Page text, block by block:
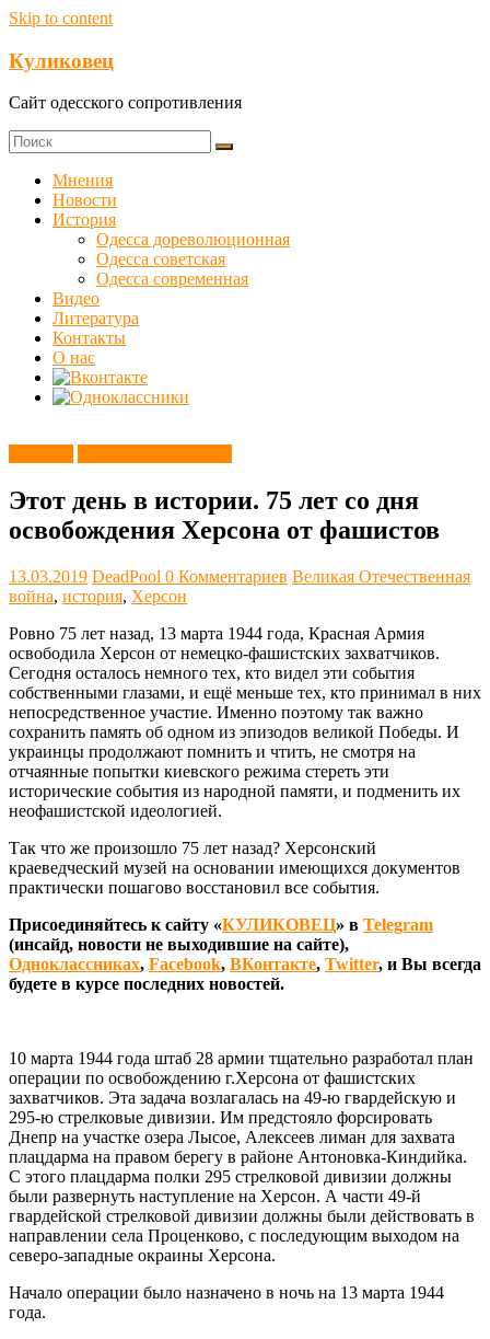
Skip to content
Куликовец
Сайт одесского сопротивления
Мнения
Новости
История
Одесса дореволюционная
Одесса советская
Одесса современная
Видео
Литература
Контакты
О нас
Этот день в истории. 75 лет со дня
освобождения Херсона от фашистов
13.03.2019 DeadPool 0 Комментариев Великая Отечественная
война, история, Херсон
Ровно 75 лет назад, 13 марта 1944 года, Красная Армия
освободила Херсон от немецко-фашистских захватчиков.
Сегодня осталось немного тех, кто видел эти события
собственными глазами, и ещё меньше тех, кто принимал в них
непосредственное участие. Именно поэтому так важно
сохранить память об одном из эпизодов великой Победы. И
украинцы продолжают помнить и чтить, не смотря на
отчаянные попытки киевского режима стереть эти
исторические события из народной памяти, и подменить их
неофашистской идеологией.
Так что же произошло 75 лет назад? Херсонский
краеведческий музей на основании имеющихся документов
практически пошагово восстановил все события.
Присоединяйтесь к сайту «КУЛИКОВЕЦ» в Telegram
(инсайд, новости не выходившие на сайте),
Одноклассниках, Facebook, ВКонтакте, Twitter, и Вы всегда
будете в курсе последних новостей.
10 марта 1944 года штаб 28 армии тщательно разработал план
операции по освобождению г.Херсона от фашистских
захватчиков. Эта задача возлагалась на 49-ю гвардейскую и
295-ю стрелковые дивизии. Им предстояло форсировать
Днепр на участке озера Лысое, Алексеев лиман для захвата
плацдарма на правом берегу в районе Антоновка-Киндийка.
С этого плацдарма полки 295 стрелковой дивизии должны
были развернуть наступление на Херсон. А части 49-й
гвардейской стрелковой дивизии должны были действовать в
направлении села Проценково, с последующим выходом на
северо-западные окраины Херсона.
Начало операции было назначено в ночь на 13 марта 1944
года.